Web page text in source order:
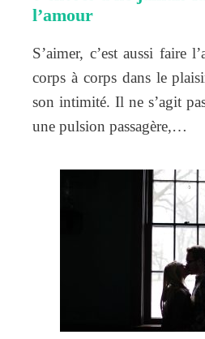
l’amour
S’aimer, c’est aussi faire
corps à corps dans le
son intimité. Il ne s’agit
une pulsion passagère,…